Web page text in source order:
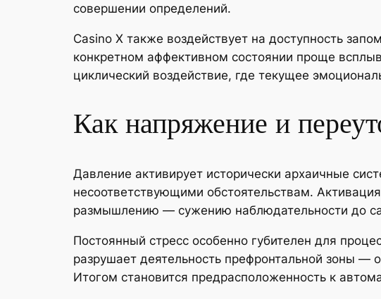
совершении определений.
Casino X также воздействует на доступность
конкретном аффективном состоянии проще
циклический воздействие, где текущее
Как напряжение и
Давление активирует исторически архаичные
несоответствующими обстоятельствам.
размышлению — сужению наблюдательности до
Постоянный стресс особенно губителен для
разрушает деятельность префронтальной зоны —
Итогом становится предрасположенность к